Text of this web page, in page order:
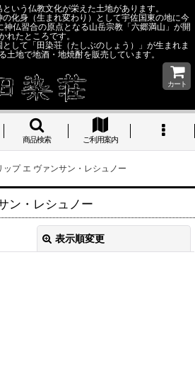
いう仏教文化が栄えた土地があります。
化身（生まれ変わり）として宇佐国東の地に今
仏習合の原点となる山岳宗教「六郷満山」が開
れたところです。
して「田染荘（たしぶのしょう）」が生まれま
土地で地酒・地焼酎を販売しています。
カート
商品検索 ご利用案内
ップ エ ヴァンサン・レシュノー
ン・レシュノー
表示順変更